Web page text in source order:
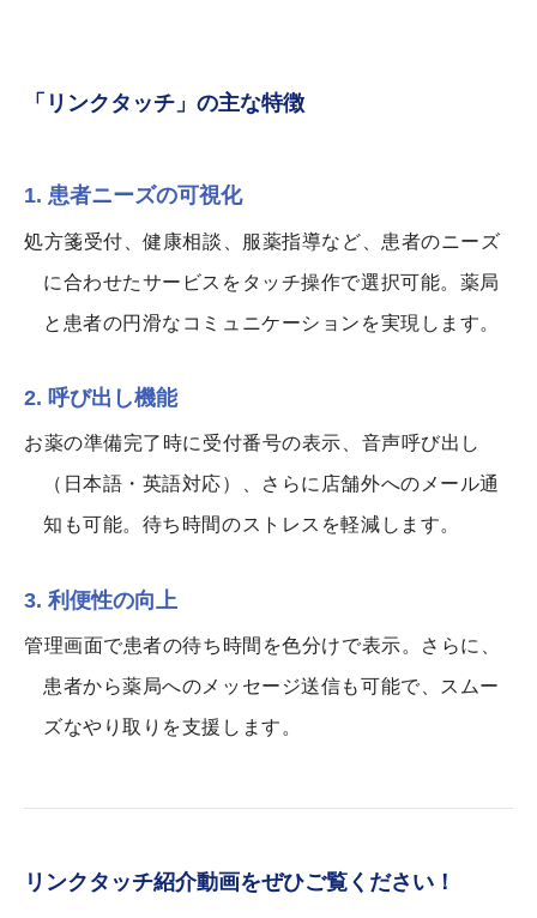
「リンクタッチ」の主な特徴
1. 患者ニーズの可視化
処方箋受付、健康相談、服薬指導など、患者のニーズ
に合わせたサービスをタッチ操作で選択可能。薬局
と患者の円滑なコミュニケーションを実現します。
2. 呼び出し機能
お薬の準備完了時に受付番号の表示、音声呼び出し
（日本語・英語対応）、さらに店舗外へのメール通
知も可能。待ち時間のストレスを軽減します。
3. 利便性の向上
管理画面で患者の待ち時間を色分けで表示。さらに、
患者から薬局へのメッセージ送信も可能で、スムー
ズなやり取りを支援します。
リンクタッチ紹介動画をぜひご覧ください！